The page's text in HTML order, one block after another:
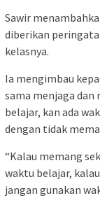
Sawir
diberikan
kelasnya.
Ia mengimbau
sama menjaga dan
belajar, kan ada
dengan tidak
“Kalau memang
waktu belajar,
jangan gunakan